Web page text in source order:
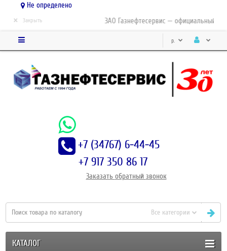
Не определено
ЗАО Газнефтесервис — официальный
× Закрыть
р.
+7 (34767) 6-44-45
+7 917 350 86 17
Заказать обратный звонок
Все категории
КАТАЛОГ